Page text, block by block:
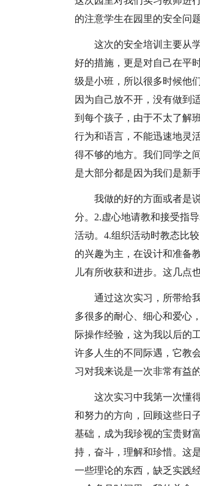
的注意学生在园里的安全问
这次的安全培训主要从
好的措施，更是对自己在平
级是小班，所以很多时候他
因为自己放不开，没有做到
到每个孩子，由于不太了解
行为和语言，不能迅速地灵
得不够的地方。我们同学之
是大部分都是因为我们是新
我做的好的方面或者是
分。2.虚心地请教和接受指
活动。4.组织活动时教态比
的兴趣为主，在设计和准备
儿有所收获和进步。这几点
通过这次实习，所带给
多很多的耐心、细心和爱心
际操作经验，这为我以后的
许多人生的不同际遇，它教
习对我来说是一次非常有益
这次实习中我第一次懂
和努力的方向，回顾这些日
基础，成为我珍视的宝贵财
持，奋斗，理解和珍惜。这
一些理论的东西，缺乏实践